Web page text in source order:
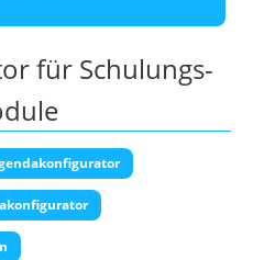
für Schulungs-